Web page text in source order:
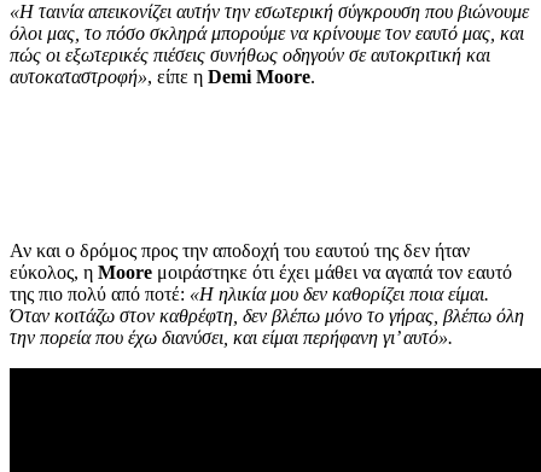
«Η ταινία απεικονίζει αυτήν την εσωτερική σύγκρουση που βιώνουμε
όλοι μας, το πόσο σκληρά μπορούμε να κρίνουμε τον εαυτό μας, και
πώς οι εξωτερικές πιέσεις συνήθως οδηγούν σε αυτοκριτική και
αυτοκαταστροφή», είπε η Demi Moore.
Αν και ο δρόμος προς την αποδοχή του εαυτού της δεν ήταν
εύκολος, η Moore μοιράστηκε ότι έχει μάθει να αγαπά τον εαυτό
της πιο πολύ από ποτέ: «Η ηλικία μου δεν καθορίζει ποια είμαι.
Όταν κοιτάζω στον καθρέφτη, δεν βλέπω μόνο το γήρας, βλέπω όλη
την πορεία που έχω διανύσει, και είμαι περήφανη γι’ αυτό».